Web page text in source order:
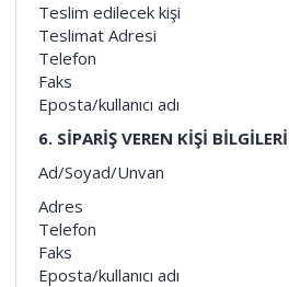
Teslim edilecek kişi
Teslimat Adresi
Telefon
Faks
Eposta/kullanıcı adı
6. SİPARİŞ VEREN KİŞİ BİLGİLERİ
Ad/Soyad/Unvan
Adres
Telefon
Faks
Eposta/kullanıcı adı